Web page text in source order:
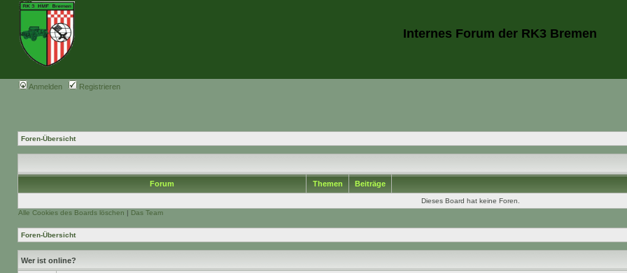
Internes Forum der RK3 Bremen
Anmelden Registrieren
Foren-Übersicht
Forum Themen Beiträge
Dieses Board hat keine Foren.
Alle Cookies des Boards löschen | Das Team
Foren-Übersicht
Wer ist online?